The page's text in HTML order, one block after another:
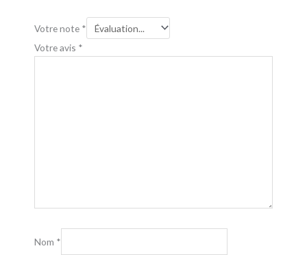
Votre note *
Votre avis *
Nom *